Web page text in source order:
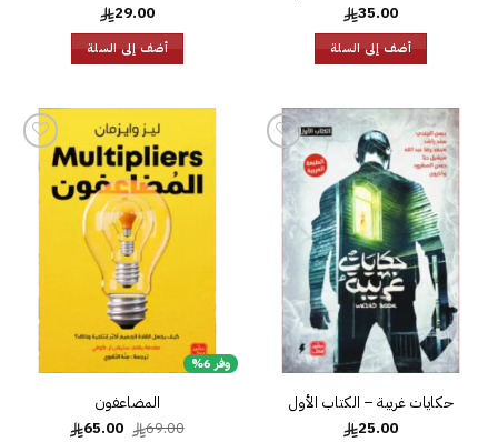
35.00
أضف إلى السلة
29.00
أضف إلى السلة
إضافة
قائمة
الرغبات
حكايات غريبة – الكتاب الأول
25.00
وفر 6%
المضاعفون
69.00
السعر
65.00 السعر